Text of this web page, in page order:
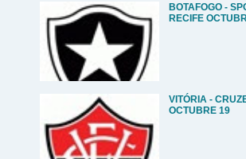
BOTAFOGO -
RECIFE
VITÓRIA -
OCTUBRE 19